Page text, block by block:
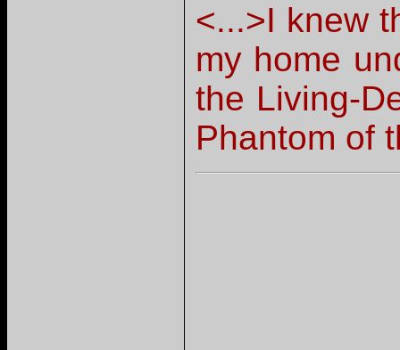
<...>I knew
my home
the Living-
Phantom of